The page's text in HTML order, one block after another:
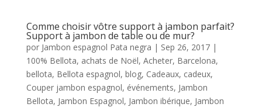
Comme choisir vôtre support à jambon parfait?
Support à jambon de table ou de mur?
por Jambon espagnol Pata negra | Sep 26, 2017|
100% Bellota, achats de Noël, Acheter, Barcelona,
bellota, Bellota espagnol, blog, Cadeaux, cadeux,
Couper jambon espagnol, événements, Jambon
Bellota, Jambon Espagnol, Jambon ibérique, Jambon